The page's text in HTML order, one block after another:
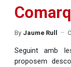
By Jaume Rull
Seguint amb
proposem